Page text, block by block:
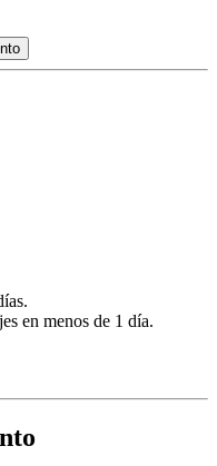
en menos de 1 día.